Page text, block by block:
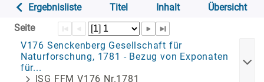
Ergebnisliste Titel Inhalt
Übersicht
Seite
V176 Senckenberg Gesellschaft für
Naturforschung, 1781 - Bezug von Exponaten
für...
ISG FFM V176 Nr.1781